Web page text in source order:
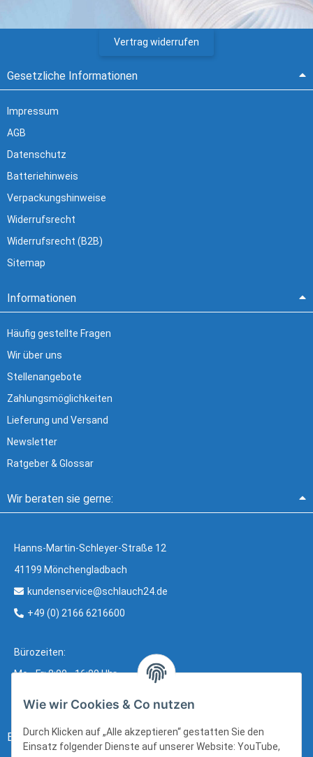
Vertrag widerrufen
Gesetzliche Informationen
Impressum
AGB
Datenschutz
Batteriehinweis
Verpackungshinweise
Widerrufsrecht
Widerrufsrecht (B2B)
Sitemap
Informationen
Häufig gestellte Fragen
Wir über uns
Stellenangebote
Zahlungsmöglichkeiten
Lieferung und Versand
Newsletter
Ratgeber & Glossar
Wir beraten sie gerne:
Hanns-Martin-Schleyer-Straße 12
41199 Mönchengladbach
kundenservice@schlauch24.de
+49 (0) 2166 6216600
Bürozeiten:
Mo - Fr: 8:00 - 16:00 Uhr
Bezahlung:
Wie wir Cookies & Co nutzen
Durch Klicken auf „Alle akzeptieren“ gestatten Sie den
Einsatz folgender Dienste auf unserer Website: YouTube,